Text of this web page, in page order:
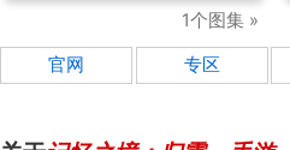
1个图集 »
官网 专区